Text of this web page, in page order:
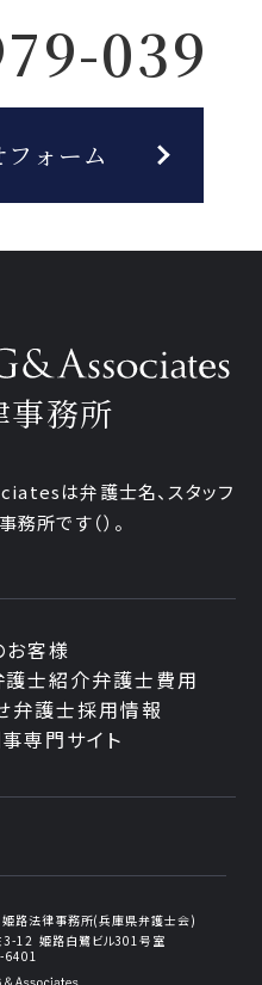
039
ォーム
事務所
は弁護士名、スタッフ
務所です（）。
お客様
護士紹介弁護士費用
弁護士採用情報
専門サイト
姫路法律事務所(兵庫県弁護士会)
3-12 姫路白鷺ビル301号室
6401